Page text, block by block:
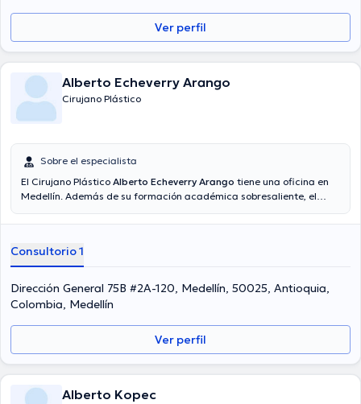
Ver perfil
Alberto Echeverry Arango
Cirujano Plástico
Sobre el especialista
El Cirujano Plástico Alberto Echeverry Arango tiene una oficina en
Medellín. Además de su formación académica sobresaliente, el
años de experiencia laboral en su ámbito de estudio. Igualmente, él
médicas. Alberto Echeverry Arango ha cooperado en diversas
conferencias con miras a tener una formación continua en su
campo de especialización y ha compartido diversas publicaciones.
Español son los lenguajes manejados por el especialista.
Consultorio 1
Dirección General 75B #2A-120, Medellín, 50025, Antioquia,
Colombia, Medellín
Ver perfil
Alberto Kopec